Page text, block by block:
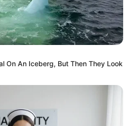
On An Iceberg, But Then They Look